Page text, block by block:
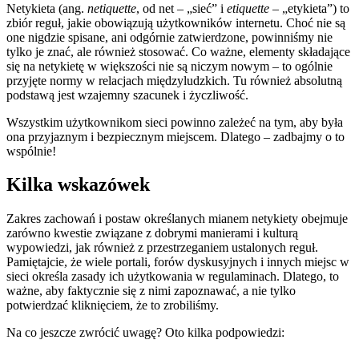
Netykieta (ang. netiquette, od net – „sieć” i etiquette – „etykieta”) to
zbiór reguł, jakie obowiązują użytkowników internetu. Choć nie są
one nigdzie spisane, ani odgórnie zatwierdzone, powinniśmy nie
tylko je znać, ale również stosować. Co ważne, elementy składające
się na netykietę w większości nie są niczym nowym – to ogólnie
przyjęte normy w relacjach międzyludzkich. Tu również absolutną
podstawą jest wzajemny szacunek i życzliwość.
Wszystkim użytkownikom sieci powinno zależeć na tym, aby była
ona przyjaznym i bezpiecznym miejscem. Dlatego – zadbajmy o to
wspólnie!
Kilka wskazówek
Zakres zachowań i postaw określanych mianem netykiety obejmuje
zarówno kwestie związane z dobrymi manierami i kulturą
wypowiedzi, jak również z przestrzeganiem ustalonych reguł.
Pamiętajcie, że wiele portali, forów dyskusyjnych i innych miejsc w
sieci określa zasady ich użytkowania w regulaminach. Dlatego, to
ważne, aby faktycznie się z nimi zapoznawać, a nie tylko
potwierdzać kliknięciem, że to zrobiliśmy.
Na co jeszcze zwrócić uwagę? Oto kilka podpowiedzi: